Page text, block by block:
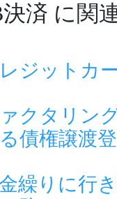
済 に関
ジットカ
クタリン
債権譲渡
繰りに行